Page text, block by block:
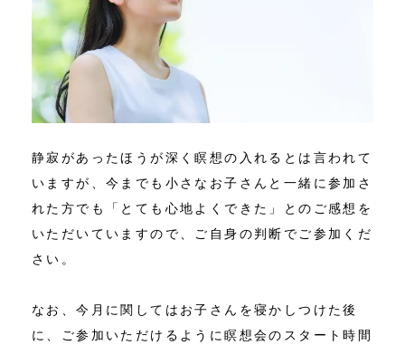
静寂があったほうが深く瞑想の入れるとは言われて
いますが、今までも小さなお子さんと一緒に参加さ
れた方でも「とても心地よくできた」とのご感想を
いただいていますので、ご自身の判断でご参加くだ
さい。
なお、今月に関してはお子さんを寝かしつけた後
に、ご参加いただけるように瞑想会のスタート時間